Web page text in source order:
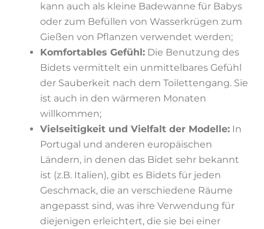
kann auch als kleine Badewanne für Babys
oder zum Befüllen von Wasserkrügen zum
Gießen von Pflanzen verwendet werden;
Komfortables Gefühl: Die Benutzung des
Bidets vermittelt ein unmittelbares Gefühl
der Sauberkeit nach dem Toilettengang. Sie
ist auch in den wärmeren Monaten
willkommen;
Vielseitigkeit und Vielfalt der Modelle: In
Portugal und anderen europäischen
Ländern, in denen das Bidet sehr bekannt
ist (z.B. Italien), gibt es Bidets für jeden
Geschmack, die an verschiedene Räume
angepasst sind, was ihre Verwendung für
diejenigen erleichtert, die sie bei einer